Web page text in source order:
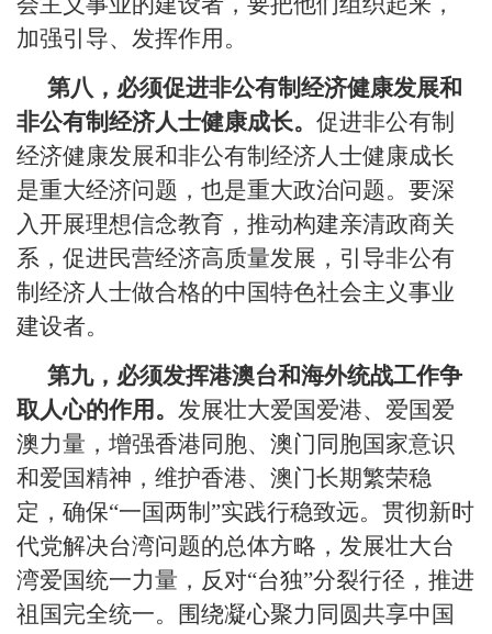
加强引导、发挥作用。
第八，必须促进非公有制经济健康发展和
非公有制经济人士健康成长。 促进非公有制
经济健康发展和非公有制经济人士健康成长
是重大经济问题，也是重大政治问题。要深
入开展理想信念教育，推动构建亲清政商关
系，促进民营经济高质量发展，引导非公有
制经济人士做合格的中国特色社会主义事业
建设者。
第九，必须发挥港澳台和海外统战工作争
取人心的作用。 发展壮大爱国爱港、爱国爱
澳力量，增强香港同胞、澳门同胞国家意识
和爱国精神，维护香港、澳门长期繁荣稳
定，确保“一国两制”实践行稳致远。贯彻新时
代党解决台湾问题的总体方略，发展壮大台
湾爱国统一力量，反对“台独”分裂行径，推进
祖国完全统一。围绕凝心聚力同圆共享中国